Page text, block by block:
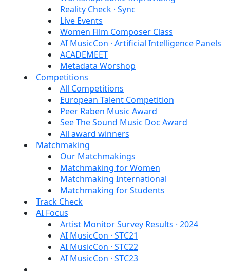
Reality Check · Sync
Live Events
Women Film Composer Class
AI MusicCon · Artificial Intelligence Panels
ACADEMEET
Metadata Worshop
Competitions
All Competitions
European Talent Competition
Peer Raben Music Award
See The Sound Music Doc Award
All award winners
Matchmaking
Our Matchmakings
Matchmaking for Women
Matchmaking International
Matchmaking for Students
Track Check
AI Focus
Artist Monitor Survey Results · 2024
AI MusicCon · STC21
AI MusicCon · STC22
AI MusicCon · STC23